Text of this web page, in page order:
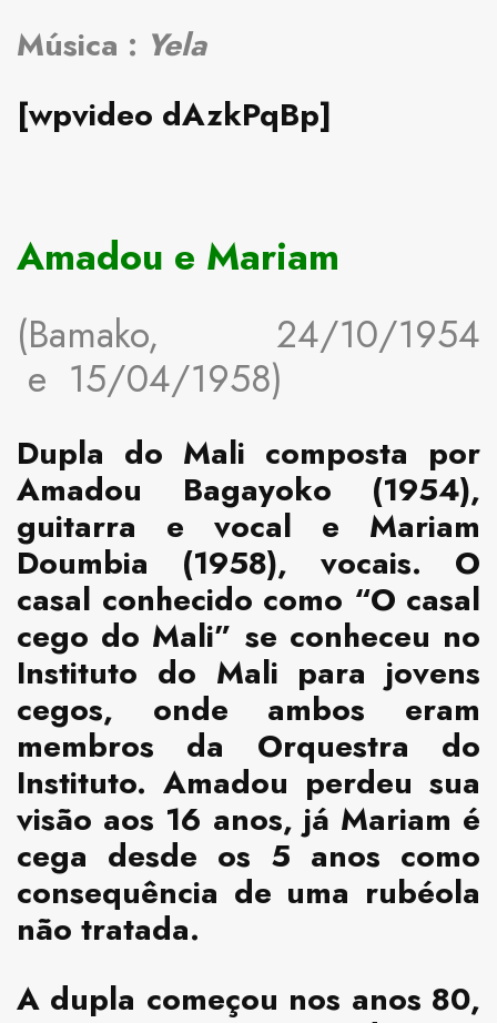
Música : Yela
[wpvideo dAzkPqBp]
Amadou e Mariam
(Bamako, 24/10/1954
e 15/04/1958)
Dupla do Mali composta por
Amadou Bagayoko (1954),
guitarra e vocal e Mariam
Doumbia (1958), vocais. O
casal conhecido como “O casal
cego do Mali” se conheceu no
Instituto do Mali para jovens
cegos, onde ambos eram
membros da Orquestra do
Instituto. Amadou perdeu sua
visão aos 16 anos, já Mariam é
cega desde os 5 anos como
consequência de uma rubéola
não tratada.
A dupla começou nos anos 80,